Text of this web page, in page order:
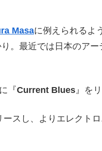
Masaに例えられるよ
。最近では日本のアー
に『Current Blues』を
ースし、よりエレクト